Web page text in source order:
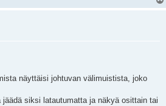
näyttäisi johtuvan välimuistista, joko
siksi latautumatta ja näkyä osittain tai